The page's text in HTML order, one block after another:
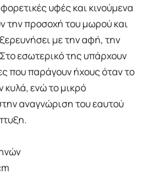
υφές και κινούμενα
την προσοχή του μωρού και
με την αφή, την
εσωτερικό της υπάρχουν
που παράγουν ήχους όταν το
κυλά, ενώ το μικρό
αναγνώριση του εαυτού